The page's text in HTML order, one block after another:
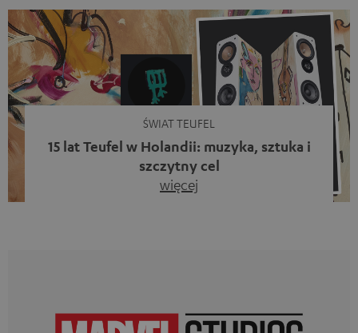
ŚWIAT TEUFEL
15 lat Teufel w Holandii: muzyka, sztuka i
szczytny cel
więcej
jednocześnie dać coś od siebie. Muzyka ma przecież o